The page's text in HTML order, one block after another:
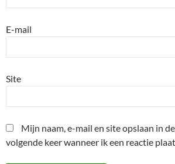
E-mail
Site
Mijn naam, e-mail en site opslaan in
volgende keer wanneer ik een reactie